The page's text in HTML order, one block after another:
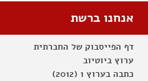
אנחנו ברשת
דף הפייסבוק של החברתית
ערוץ ביוטיוב
כתבה בערוץ 1 (2012)